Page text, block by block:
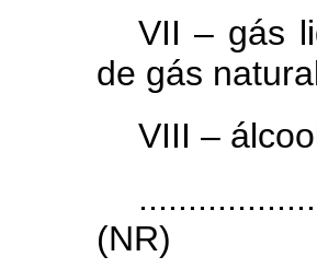
VII – gás
de gás
VIII –
(NR)